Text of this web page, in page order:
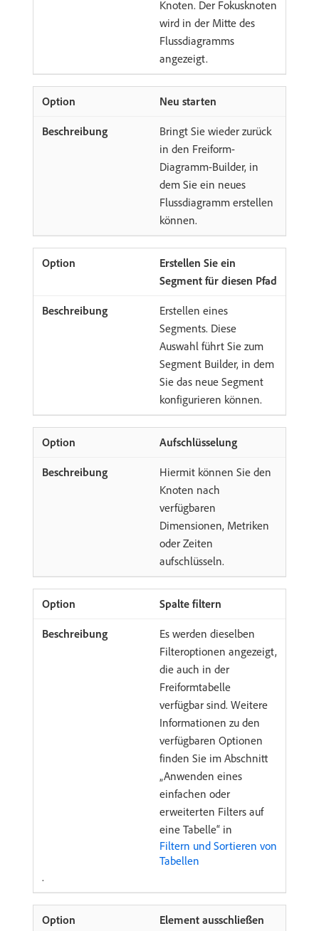
Knoten. Der Fokusknoten
wird in der Mitte des
Flussdiagramms
angezeigt.
Neu starten
Bringt Sie wieder zurück
in den Freiform-
Diagramm-Builder, in
dem Sie ein neues
Flussdiagramm erstellen
können.
Erstellen Sie ein
Segment für diesen Pfad
Erstellen eines
Segments. Diese
Auswahl führt Sie zum
Segment Builder, in dem
Sie das neue Segment
konfigurieren können.
Aufschlüsselung
Hiermit können Sie den
Knoten nach
verfügbaren
Dimensionen, Metriken
oder Zeiten
aufschlüsseln.
Spalte filtern
Es werden dieselben
Filteroptionen angezeigt,
die auch in der
Freiformtabelle
verfügbar sind. Weitere
Informationen zu den
verfügbaren Optionen
finden Sie im Abschnitt
„Anwenden eines
einfachen oder
erweiterten Filters auf
eine Tabelle“ in
Filtern und Sortieren von
Tabellen
.
Element ausschließen